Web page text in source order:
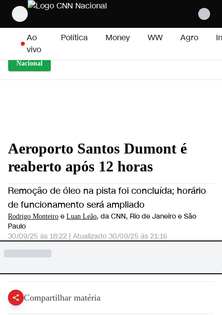
Pular para o conteúdo
Ao
vivo
Política Money WW Agro
Nacional
Aeroporto Santos Dumont é
reaberto após 12 horas
Remoção de óleo na pista foi concluída; horário
de funcionamento será ampliado
Rodrigo Monteiro e Luan Leão, da CNN, Rio de Janeiro e São
Paulo
30/09/25 às 18:22 | Atualizado 30/09/25 às 21:16
Compartilhar matéria